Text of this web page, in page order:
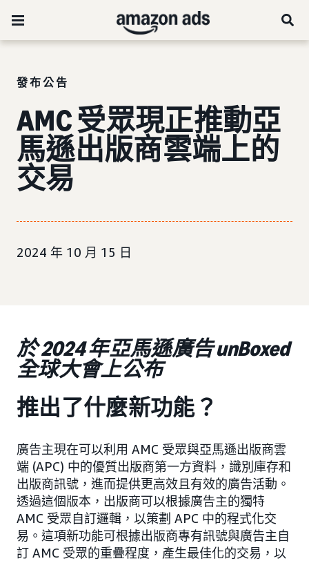
發布公告
AMC 受眾現正推動亞
馬遜出版商雲端上的
交易
2024 年 10 月 15 日
於 2024 年亞馬遜廣告 unBoxed
全球大會上公布
推出了什麼新功能？
廣告主現在可以利用 AMC 受眾與亞馬遜出版商雲
端 (APC) 中的優質出版商第一方資料，識別庫存和
出版商訊號，進而提供更高效且有效的廣告活動。
透過這個版本，出版商可以根據廣告主的獨特
AMC 受眾自訂邏輯，以策劃 APC 中的程式化交
易。這項新功能可根據出版商專有訊號與廣告主自
訂 AMC 受眾的重疊程度，產生最佳化的交易，以